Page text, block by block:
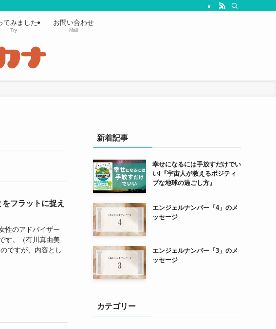
てみました
Try
お問い合わせ
Mail
をフラットに捉え
性のアドバイザー
す。（有川真由美
ですが、内容とし
新着記事
幸せになるには手放すだけでい
いΙ『宇宙人が教えるポジティ
ブな地球の過ごし方』
エンジェルナンバー「4」のメ
ッセージ
エンジェルナンバー「3」のメ
ッセージ
カテゴリー